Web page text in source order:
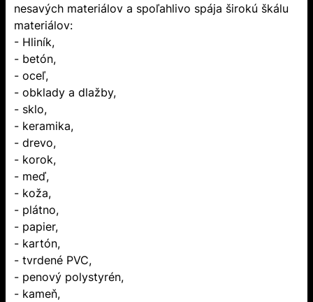
nesavých materiálov a spoľahlivo spája širokú škálu
materiálov:
- Hliník,
- betón,
- oceľ,
- obklady a dlažby,
- sklo,
- keramika,
- drevo,
- korok,
- meď,
- koža,
- plátno,
- papier,
- kartón,
- tvrdené PVC,
- penový polystyrén,
- kameň,